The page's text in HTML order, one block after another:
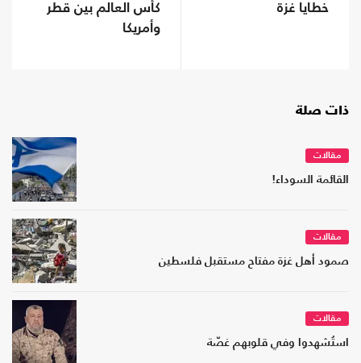
خطايا غزة
كأس العالم بين قطر
وأمريكا
ذات صلة
مقالات
القائمة السوداء!
مقالات
صمود أهل غزة مفتاح مستقبل فلسطين
مقالات
استُشهدوا وفي قلوبهم غصّة